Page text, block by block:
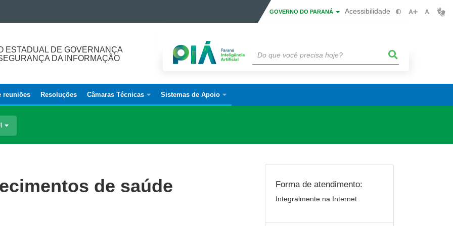
GOVERNO DO PARANÁ Acessibilidade
ESTADUAL DE GOVERNANÇA
DA INFORMAÇÃO
reuniões Resoluções Câmaras Técnicas Sistemas de Apoio
de saúde Forma de atendimento:
Integralmente na Internet